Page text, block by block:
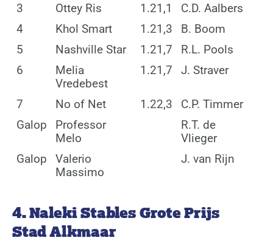
3
Ottey Ris 1.21,1
C.D. Aalbers
4
Khol Smart 1.21,3
B. Boom
5
Nashville Star 1.21,7
R.L. Pools
6
Melia
Vredebest
1.21,7 J. Straver
7 No of Net 1.22,3
C.P. Timmer
Galop
Professor
Melo
R.T. de
Vlieger
Galop
Valerio
Massimo
J. van Rijn
4. Naleki Stables Grote Prijs
Stad Alkmaar